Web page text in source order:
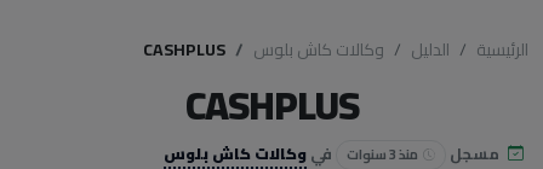
الرئيسية الدليل وكالات كاش بلوس CASHPLUS
CASHPLUS
مسجل منذ 3 سنوات فيوكالات كاش بلوس